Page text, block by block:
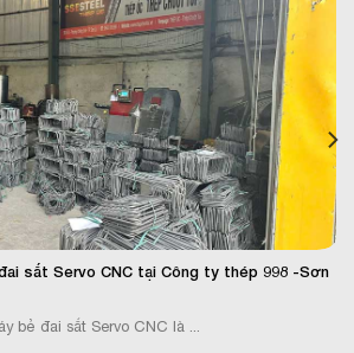
sắt Servo CNC tại Công ty thép 998 -Sơn
bẻ đai sắt Servo CNC là ...